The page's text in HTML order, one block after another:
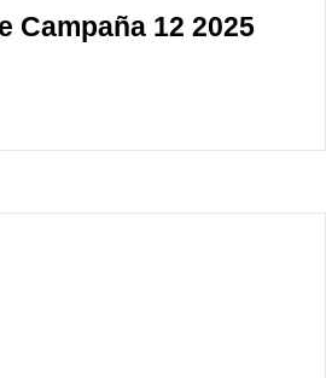
Campaña 12 2025